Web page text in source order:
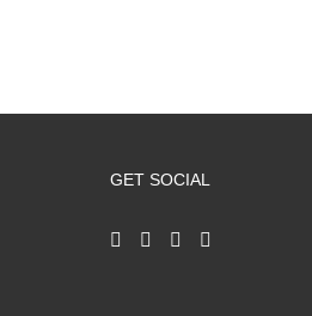
GET SOCIAL